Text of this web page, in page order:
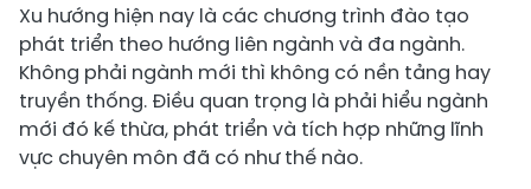
Xu hướng hiện nay là các chương trình đào tạo
phát triển theo hướng liên ngành và đa ngành.
Không phải ngành mới thì không có nền tảng hay
truyền thống. Điều quan trọng là phải hiểu ngành
mới đó kế thừa, phát triển và tích hợp những lĩnh
vực chuyên môn đã có như thế nào.